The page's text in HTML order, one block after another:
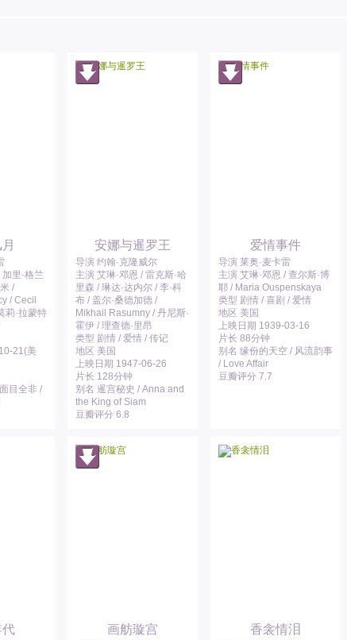
里·格兰
/
/ Cecil
莉·拉蒙特
21(美
目全非 /
安娜与暹罗王
导演 约翰·克隆威尔
主演 艾琳·邓恩 / 雷克斯·哈
里森 / 琳达·达内尔 / 李·科
布 / 盖尔·桑德加德 /
Mikhail Rasumny / 丹尼斯·
霍伊 / 理查德·里昂
类型 剧情 / 爱情 / 传记
地区 美国
上映日期 1947-06-26
片长 128分钟
别名 暹宫秘史 / Anna and
the King of Siam
豆瓣评分 6.8
爱情事件
导演 莱奥·麦卡雷
主演 艾琳·邓恩 / 查尔斯·博
耶 / Maria Ouspenskaya
类型 剧情 / 喜剧 / 爱情
地区 美国
上映日期 1939-03-16
片长 88分钟
别名 缘份的天空 / 风流韵事
/ Love Affair
豆瓣评分 7.7
代 画舫璇宫 香衾情泪